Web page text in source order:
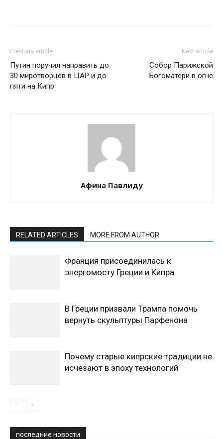
Previous article
Путин поручил направить до
30 миротворцев в ЦАР и до
пяти на Кипр
Next article
Собор Парижской
Богоматери в огне
Афина Павлиду
RELATED ARTICLES MORE FROM AUTHOR
Франция присоединилась к
энергомосту Греции и Кипра
В Греции призвали Трампа помочь
вернуть скульптуры Парфенона
Почему старые кипрские традиции не
исчезают в эпоху технологий
последние новости